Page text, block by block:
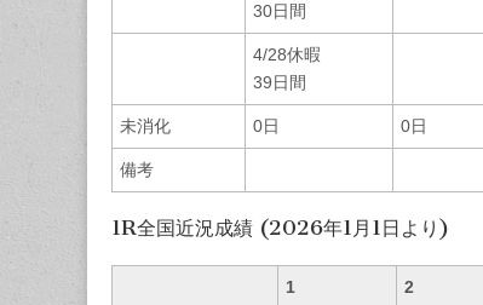
30日間
4/28休暇
39日間
未消化 0日 0日
備考
1R全国近況成績 (2026年1月1日より)
1 2